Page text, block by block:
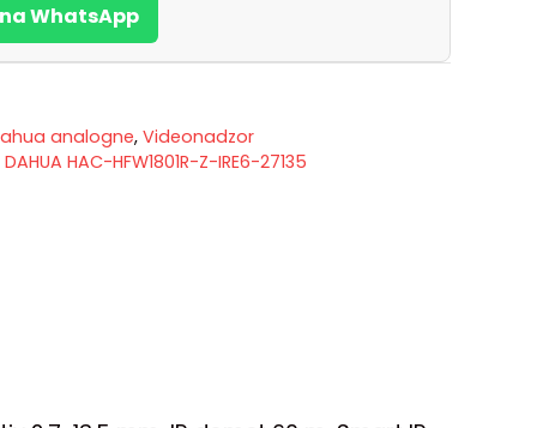
WhatsApp
analogne, Videonadzor
DAHUA HAC-HFW1801R-Z-IRE6-27135